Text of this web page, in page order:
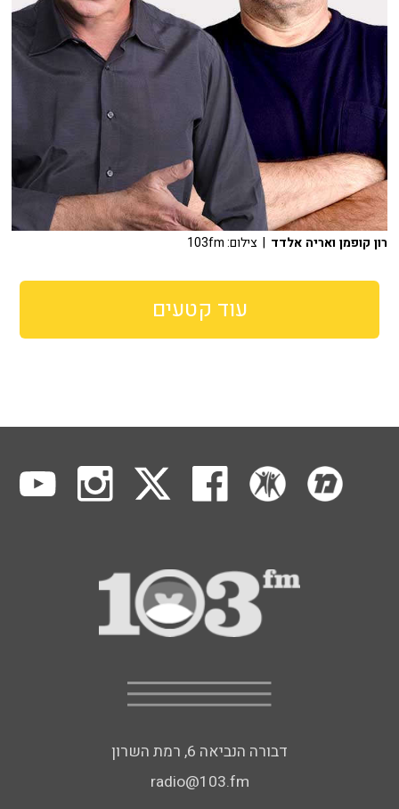
רון קופמן ואריה אלדד | צילום: 103fm
עוד קטעים
דבורה הנביאה 6, רמת השרון
radio@103.fm